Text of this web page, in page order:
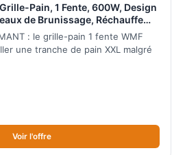
Pain, 1 Fente, 600W, Design
de Brunissage, Réchauffe
Haute Qualité
: le grille-pain 1 fente WMF
une tranche de pain XXL malgré
Voir l'offre